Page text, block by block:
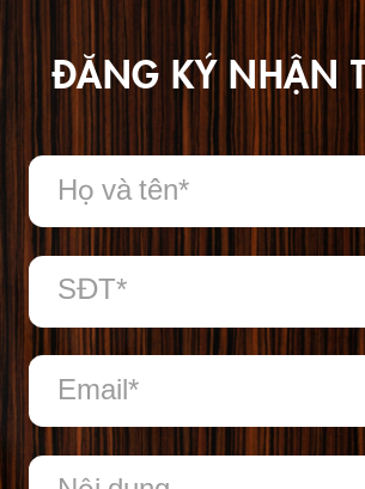
ĐĂNG KÝ NHẬN